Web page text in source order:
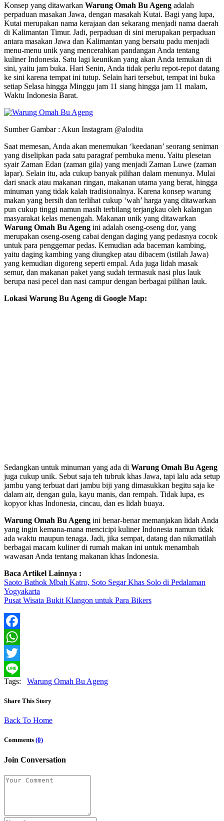
Konsep yang ditawarkan Warung Omah Bu Ageng adalah
perpaduan masakan Jawa, dengan masakah Kutai. Bagi yang lupa,
Kutai merupakan nama kerajaan dan sekarang menjadi nama daerah
di Kalimantan Timur. Jadi, perpaduan di sini merupakan perpaduan
antara masakan Jawa dan Kalimantan yang bersatu padu menjadi
menu-menu unik yang mencerahkan pandangan Anda tentang
kuliner Indonesia. Satu lagi keunikan yang akan Anda temukan di
sini, yaitu jam buka. Hari Senin, Anda tidak perlu repot-repot datang
ke sini karena tempat ini tutup. Selain hari tersebut, tempat ini buka
setiap Selasa hingga Minggu jam 11 siang hingga jam 11 malam,
Waktu Indonesia Barat.
Sumber Gambar : Akun Instagram @alodita
Saat memesan, Anda akan menemukan ‘keedanan’ seorang seniman
yang diselipkan pada satu paragraf pembuka menu. Yaitu plesetan
syair Zaman Edan (zaman gila) yang menjadi Zaman Luwe (zaman
lapar). Selain itu, ada cukup banyak pilihan dalam menunya. Mulai
dari snack atau makanan ringan, makanan utama yang berat, hingga
minuman yang tidak kalah tradisionalnya. Karena konsep warung
makan yang bersih dan terlihat cukup ‘wah’ harga yang ditawarkan
pun cukup tinggi namun masih terbilang terjangkau oleh kalangan
masyarakat kelas menengah. Makanan unik yang ditawarkan
Warung Omah Bu Ageng ini adalah oseng-oseng dor, yang
merupakan oseng-oseng cabai dengan daging yang pedasnya cocok
untuk para penggemar pedas. Kemudian ada baceman kambing,
yaitu daging kambing yang diungkep atau dibacem (istilah Jawa)
yang kemudian digoreng seperti empal. Ada juga lidah masak
semur, dan makanan paket yang sudah termasuk nasi plus lauk
berupa nasi pecel dan nasi campur dengan berbagai pilihan lauk.
Lokasi Warung Bu Ageng di Google Map:
Sedangkan untuk minuman yang ada di Warung Omah Bu Ageng
juga cukup unik. Sebut saja teh tubruk khas Jawa, tapi lalu ada setup
jambu yang terbuat dari jambu biji yang dimasukkan begitu saja ke
dalam air, dengan gula, kayu manis, dan rempah. Tidak lupa, es
kopyor khas Indonesia, cincau, dan es lidah buaya.
Warung Omah Bu Ageng ini benar-benar memanjakan lidah Anda
yang ingin kemana-mana mencicipi kuliner Indonesia namun tidak
ada waktu maupun tenaga. Jadi, jika sempat, datang dan nikmatilah
berbagai macam kuliner di rumah makan ini untuk menambah
wawasan Anda tentang makanan khas Indonesia.
Baca Artikel Lainnya :
Saoto Bathok Mbah Katro, Soto Segar Khas Solo di Pedalaman
Yogyakarta
Pusat Wisata Bukit Klangon untuk Para Bikers
Facebook
WhatsApp
Twitter
Line
Tags: Warung Omah Bu Ageng
Share This Story
Back To Home
Comments (0)
Join Conversation